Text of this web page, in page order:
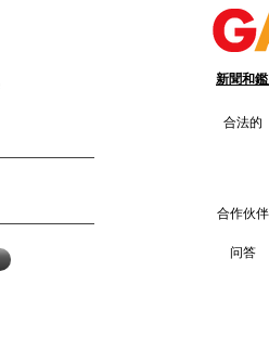
新聞和
合法的
合作伙伴
问答